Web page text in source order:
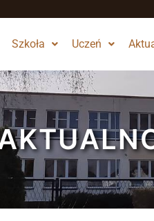
Szkoła Uczeń